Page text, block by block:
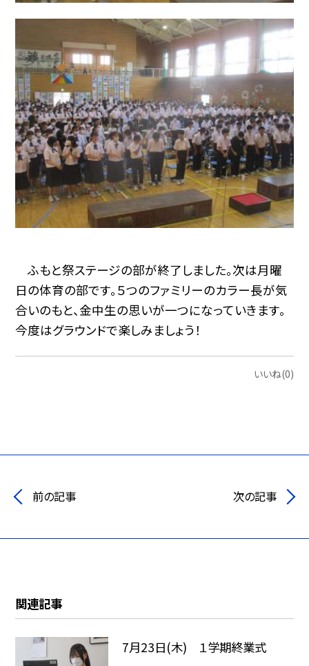
ふもと祭ステージの部が終了しました。次は月曜
日の体育の部です。５つのファミリーのカラー長が気
合いのもと、金中生の思いが一つになっていきます。
今度はグラウンドで楽しみましょう！
いいね(0)
前の記事 次の記事
関連記事
7月23日(木) １学期終業式